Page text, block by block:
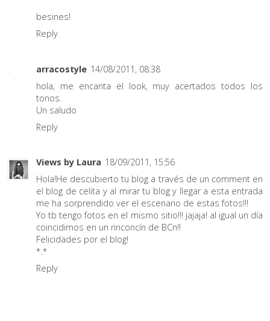
besines!
Reply
arracostyle 14/08/2011, 08:38
hola, me encanta el look, muy acertados todos los
tonos.
Un saludo
Reply
Views by Laura 18/09/2011, 15:56
Hola!He descubierto tu blog a través de un comment en
el blog de celita y al mirar tu blog y llegar a esta entrada
me ha sorprendido ver el escenario de estas fotos!!!
Yo tb tengo fotos en el mismo sitio!!! jajaja! al igual un día
coincidimos en un rinconcín de BCn!!
Felicidades por el blog!
*.*
Reply